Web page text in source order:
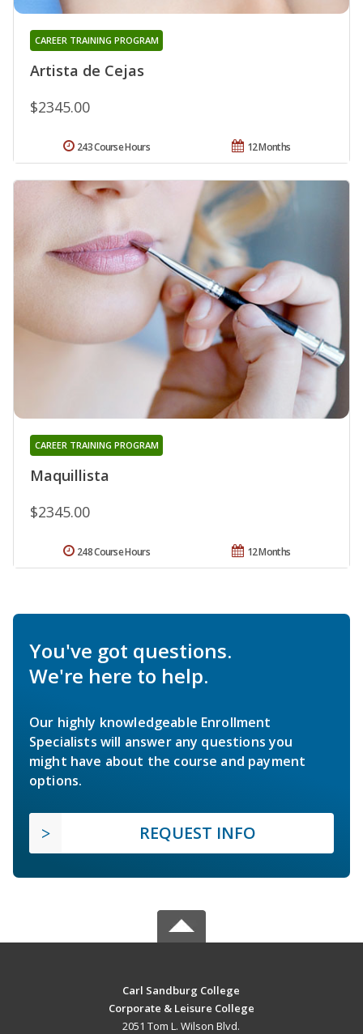
Artista de Cejas
CAREER TRAINING PROGRAM
$2345.00
12 Months
243 Course Hours
Maquillista
CAREER TRAINING PROGRAM
$2345.00
12 Months
248 Course Hours
You've got questions.
We're here to help.
Our highly knowledgeable Enrollment
Specialists will answer any questions you
might have about the course and payment
options.
REQUEST INFO
Carl Sandburg College
Corporate & Leisure College
2051 Tom L. Wilson Blvd.